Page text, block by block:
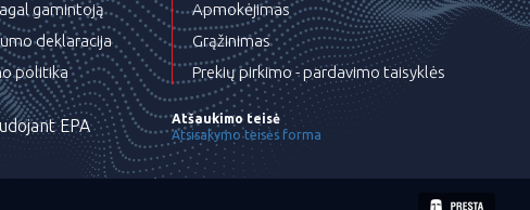
gamintoją
deklaracija
politika
EPA
Apmokėjimas
Grąžinimas
Prekių pirkimo - pardavimo taisyklės
Atšaukimo teisė
Atsisakymo teisės forma